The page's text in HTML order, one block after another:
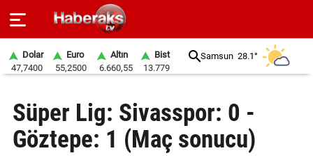
SPOR
YAŞAM
Dolar
47,7400
Euro
55,2500
Altın
6.660,55
Bist
13.779
Samsun 28.1°
Süper Lig: Sivasspor: 0 -
Göztepe: 1 (Maç sonucu)